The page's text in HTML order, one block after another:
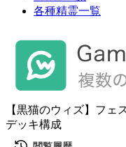
各種精霊一覧
【黒猫のウィズ】フェ
デッキ構成